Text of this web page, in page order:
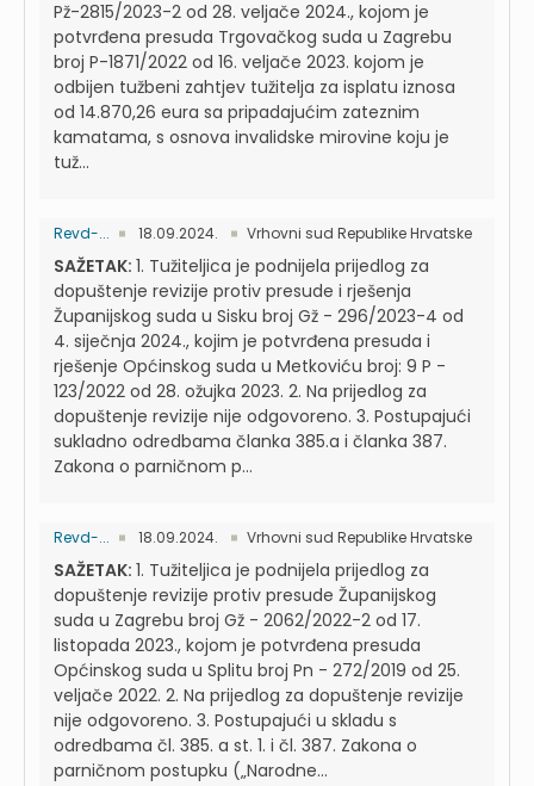
Pž-2815/2023-2 od 28. veljače 2024., kojom je
potvrđena presuda Trgovačkog suda u Zagrebu
broj P-1871/2022 od 16. veljače 2023. kojom je
odbijen tužbeni zahtjev tužitelja za isplatu iznosa
od 14.870,26 eura sa pripadajućim zateznim
kamatama, s osnova invalidske mirovine koju je
tuž...
Revd-... 18.09.2024. Vrhovni sud Republike Hrvatske
SAŽETAK: 1. Tužiteljica je podnijela prijedlog za
dopuštenje revizije protiv presude i rješenja
Županijskog suda u Sisku broj Gž - 296/2023-4 od
4. siječnja 2024., kojim je potvrđena presuda i
rješenje Općinskog suda u Metkoviću broj: 9 P -
123/2022 od 28. ožujka 2023. 2. Na prijedlog za
dopuštenje revizije nije odgovoreno. 3. Postupajući
sukladno odredbama članka 385.a i članka 387.
Zakona o parničnom p...
Revd-... 18.09.2024. Vrhovni sud Republike Hrvatske
SAŽETAK: 1. Tužiteljica je podnijela prijedlog za
dopuštenje revizije protiv presude Županijskog
suda u Zagrebu broj Gž - 2062/2022-2 od 17.
listopada 2023., kojom je potvrđena presuda
Općinskog suda u Splitu broj Pn - 272/2019 od 25.
veljače 2022. 2. Na prijedlog za dopuštenje revizije
nije odgovoreno. 3. Postupajući u skladu s
odredbama čl. 385. a st. 1. i čl. 387. Zakona o
parničnom postupku („Narodne...